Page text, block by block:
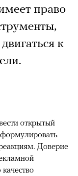
право
к
открытый
формулировать
Доверие